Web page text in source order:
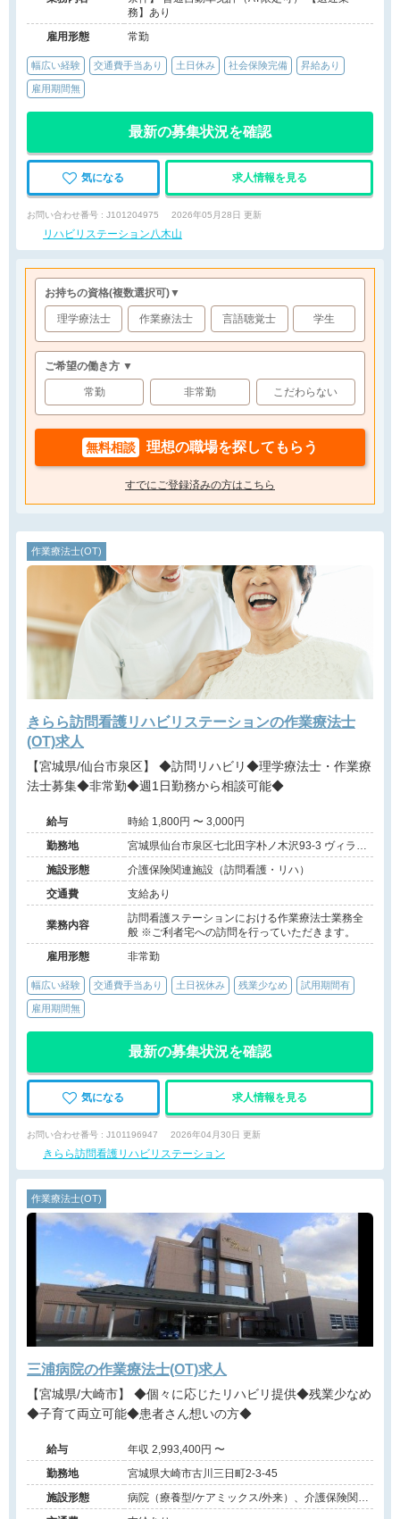
務】あり
雇用形態
常勤
幅広い経験 交通費手当あり 土日休み 社会保険完備 昇給あり
雇用期間無
最新の募集状況を確認
気になる 求人情報を見る
お問い合わせ番号 : J101204975 2026年05月28日 更新
リハビリステーション八木山
お持ちの資格(複数選択可)▼
理学療法士 作業療法士 言語聴覚士 学生
ご希望の働き方 ▼
常勤 非常勤 こだわらない
無料相談 理想の職場を探してもらう
すでにご登録済みの方はこちら
作業療法士(OT)
きらら訪問看護リハビリステーションの作業療法士
(OT)求人
【宮城県/仙台市泉区】 ◆訪問リハビリ◆理学療法士・作業療
法士募集◆非常勤◆週1日勤務から相談可能◆
給与
時給 1,800円 〜 3,000円
勤務地
宮城県仙台市泉区七北田字朴ノ木沢93-3 ヴィラ
IZUMIセントラル602号室
施設形態
介護保険関連施設（訪問看護・リハ）
交通費
支給あり
業務内容
訪問看護ステーションにおける作業療法士業務全
般 ※ご利者宅への訪問を行っていただきます。
雇用形態
非常勤
幅広い経験 交通費手当あり 土日祝休み 残業少なめ 試用期間有
雇用期間無
最新の募集状況を確認
気になる 求人情報を見る
お問い合わせ番号 : J101196947 2026年04月30日 更新
きらら訪問看護リハビリステーション
作業療法士(OT)
三浦病院の作業療法士(OT)求人
【宮城県/大崎市】 ◆個々に応じたリハビリ提供◆残業少なめ
◆子育て両立可能◆患者さん想いの方◆
給与
年収 2,993,400円 〜
勤務地
宮城県大崎市古川三日町2-3-45
施設形態
病院（療養型/ケアミックス/外来）、介護保険関連
施設（訪問看護・リハ）